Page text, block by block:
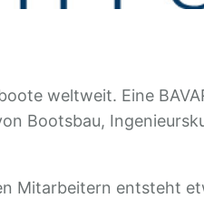
weltweit. Eine
Bootsbau,
entsteht